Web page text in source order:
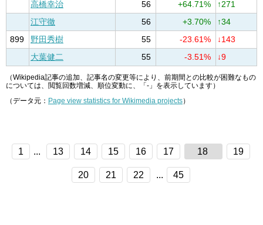
高橋幸治
56 +64.71%
↑271
江守徹
56 +3.70%
↑34
899
野田秀樹 55 -23.61%
↓143
大葉健二
55 -3.51% ↓9
（Wikipedia記事の追加、記事名の変更等により、前期間との比較が困難なもの
については、閲覧回数増減、順位変動に、「-」を表示しています）
（データ元： Page view statistics for Wikimedia projects）
1 ... 13 14 15 16 17 18 19
20 21 22 ... 45